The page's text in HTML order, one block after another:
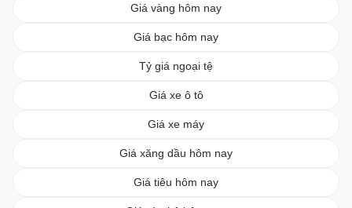
Giá vàng hôm nay
Giá bạc hôm nay
Tỷ giá ngoại tệ
Giá xe ô tô
Giá xe máy
Giá xăng dầu hôm nay
Giá tiêu hôm nay